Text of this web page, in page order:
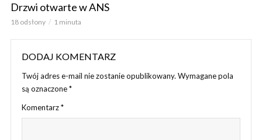
Drzwi otwarte w ANS
18 odsłony 1 minuta
DODAJ KOMENTARZ
Twój adres e-mail nie zostanie opublikowany. Wymagane pola
są oznaczone*
Komentarz*